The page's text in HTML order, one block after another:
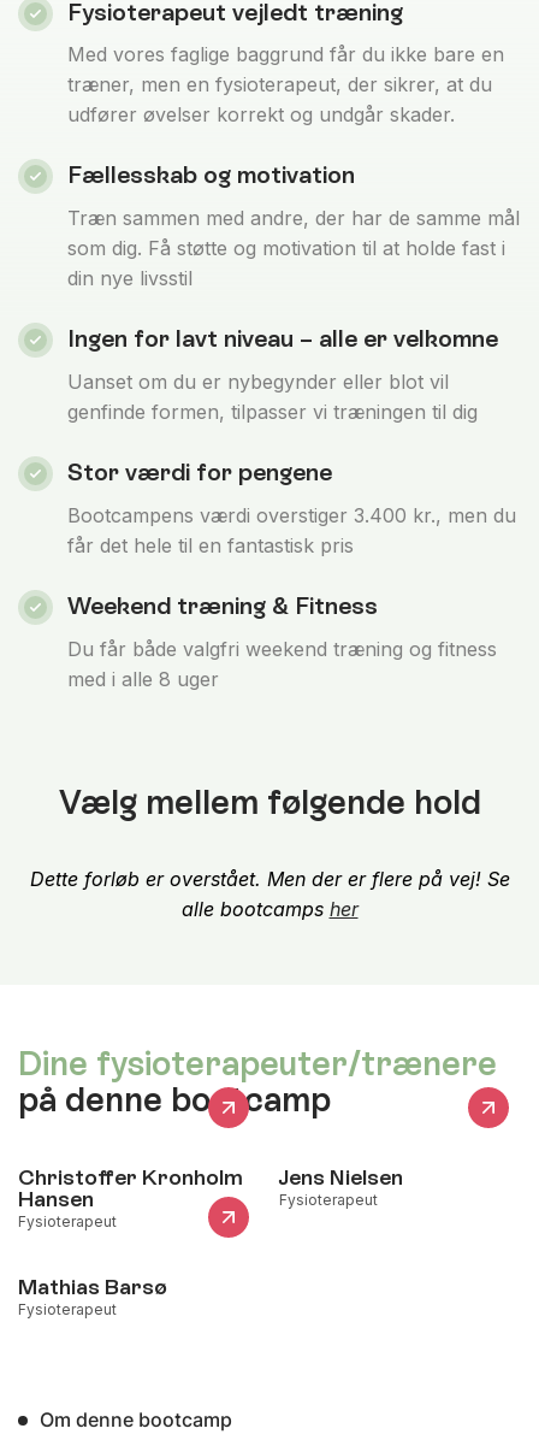
Fysioterapeut vejledt træning
Med vores faglige baggrund får du ikke bare en
træner, men en fysioterapeut, der sikrer, at du
udfører øvelser korrekt og undgår skader.
Fællesskab og motivation
Træn sammen med andre, der har de samme mål
som dig. Få støtte og motivation til at holde fast i
din nye livsstil
Ingen for lavt niveau – alle er velkomne
Uanset om du er nybegynder eller blot vil
genfinde formen, tilpasser vi træningen til dig
Stor værdi for pengene
Bootcampens værdi overstiger 3.400 kr., men du
får det hele til en fantastisk pris
Weekend træning & Fitness
Du får både valgfri weekend træning og fitness
med i alle 8 uger
Vælg mellem følgende hold
Dette forløb er overstået. Men der er flere på vej! Se
alle bootcamps her
Dine fysioterapeuter/trænere
på denne bootcamp
Christoffer Kronholm
Hansen
Fysioterapeut
Jens Nielsen
Fysioterapeut
Mathias Barsø
Fysioterapeut
Om denne bootcamp